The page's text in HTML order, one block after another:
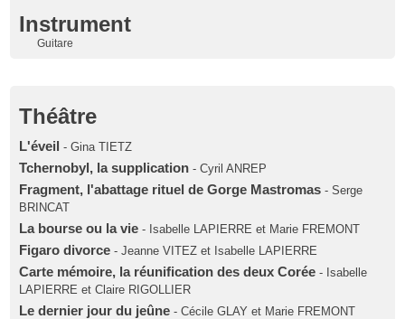
Instrument
Guitare
Théâtre
L'éveil - Gina TIETZ
Tchernobyl, la supplication - Cyril ANREP
Fragment, l'abattage rituel de Gorge Mastromas - Serge
BRINCAT
La bourse ou la vie - Isabelle LAPIERRE et Marie FREMONT
Figaro divorce - Jeanne VITEZ et Isabelle LAPIERRE
Carte mémoire, la réunification des deux Corée - Isabelle
LAPIERRE et Claire RIGOLLIER
Le dernier jour du jeûne - Cécile GLAY et Marie FREMONT